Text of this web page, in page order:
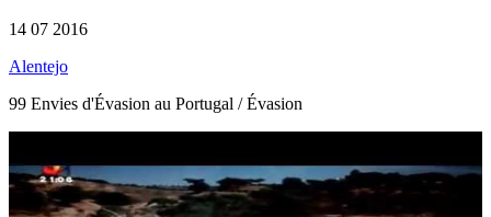
14 07 2016
Alentejo
99 Envies d'Évasion au Portugal / Évasion